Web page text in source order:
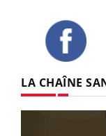
LA CHAÎNE